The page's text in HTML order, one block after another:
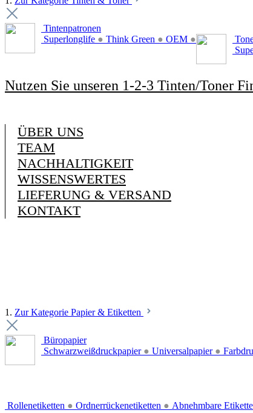
Tintenpatronen
Superlonglife ● Think Green ● OEM ●
Nutzen Sie unseren 1-2-3 Tinten/Toner
ÜBER UNS
TEAM
NACHHALTIGKEIT
WISSENSWERTES
LIEFERUNG & VERSAND
KONTAKT
1. Zur Kategorie Papier & Etiketten
Büropapier
Schwarzweißdruckpapier ● Universalpapier ●
Rollenetiketten ● Ordnerrückenetiketten ● Abnehmbare